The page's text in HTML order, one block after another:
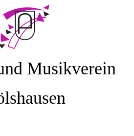
Musikverein